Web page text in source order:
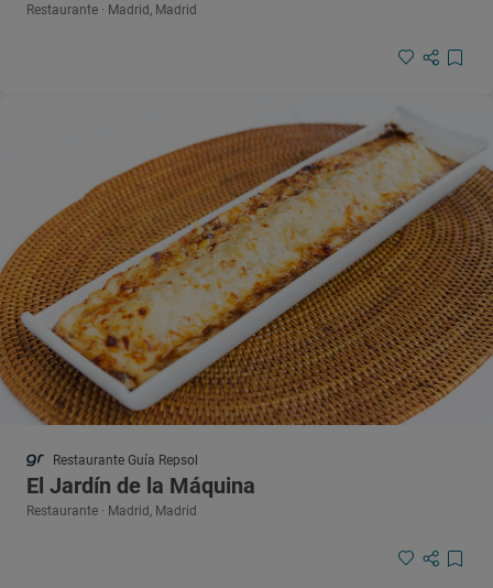
Restaurante · Madrid, Madrid
Restaurante Guía Repsol
El Jardín de la Máquina
Restaurante · Madrid, Madrid